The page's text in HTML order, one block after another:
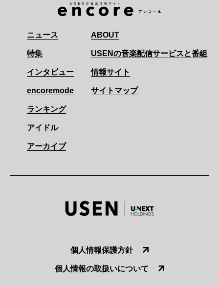
ニュース
特集
インタビュー
encoremode
ランキング
アイドル
アーカイブ
ABOUT
USENの音楽配信サービスと番組
情報サイト
サイトマップ
個人情報保護方針
個人情報の取扱いについて